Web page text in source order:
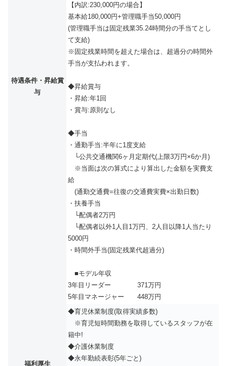
待遇条件・昇給賞
与
【内訳:230,000円の場合】
基本給180,000円+管理職手当50,000円
(管理職手当は固定残業35.24時間分の手当てとし
て支給)
※固定残業時間を超えた場合は、超過分の時間外
手当が支払われます。
◆昇給賞与
・昇給:年1回
・賞与:原則なし
◆手当
・通勤手当:半年に1度支給
└公共交通機関6ヶ月定期代(上限3万円×6か月)
※当面は次の算式により算出した金額を実費支
給
(通勤交通費=往復の交通費実費×出勤日数)
・扶養手当
└配偶者2万円
└配偶者以外1人目1万円、2人目以降1人当たり
5000円
・時間外手当(固定残業代超過分)
■モデル年収
3年目リーダー 371万円
5年目マネージャー 448万円
福利厚生
◆育児休業制度(取得実績多数)
※育児短時間勤務を取得しているスタッフが在
籍中!
◆介護休業制度
◆永年勤続表彰(5年ごと)